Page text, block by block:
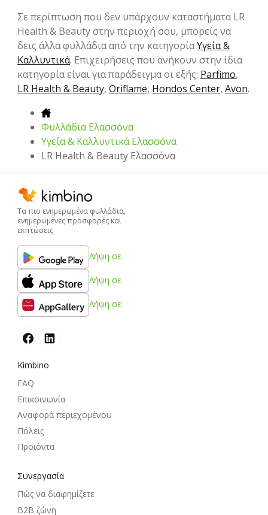
Σε περίπτωση που δεν υπάρχουν καταστήματα LR
Health & Beauty στην περιοχή σου, μπορείς να
δεις άλλα φυλλάδια από την κατηγορίαΥγεία &
Καλλυντικά. Επιχειρήσεις που ανήκουν στην ίδια
κατηγορία είναι για παράδειγμα οι εξής: Parfimo,
LR Health & Beauty, Oriflame, Hondos Center, Avon.
Φυλλάδια Ελασσόνα
Υγεία & Καλλυντικά Ελασσόνα
LR Health & Beauty Ελασσόνα
Τα πιο ενημερωμένα φυλλάδια,
ενημερωμένες προσφορές και
εκπτώσεις
Λήψη σε
Λήψη σε
Λήψη σε
Kimbino
FAQ
Επικοινωνία
Αναφορά περιεχομένου
Πόλεις
Προϊόντα
Συνεργασία
Πώς να διαφημίζετε
B2B ζώνη